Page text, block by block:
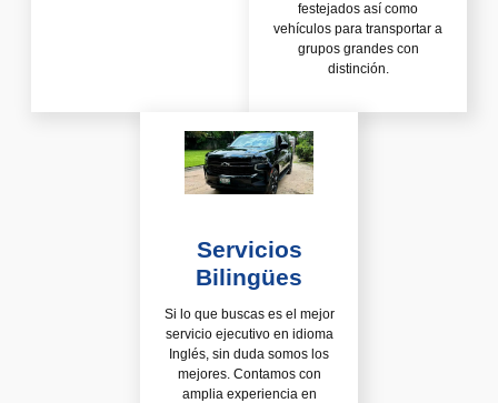
festejados así como
vehículos para transportar a
grupos grandes con
distinción.
Servicios
Bilingües
Si lo que buscas es el mejor
servicio ejecutivo en idioma
Inglés, sin duda somos los
mejores. Contamos con
amplia experiencia en